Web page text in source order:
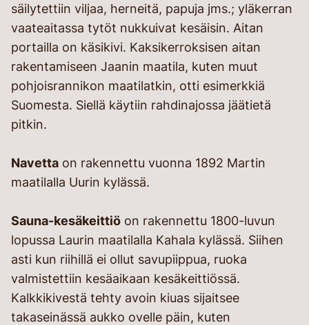
säilytettiin viljaa, herneitä, papuja jms.; yläkerran
vaateaitassa tytöt nukkuivat kesäisin. Aitan
portailla on käsikivi. Kaksikerroksisen aitan
rakentamiseen Jaanin maatila, kuten muut
pohjoisrannikon maatilatkin, otti esimerkkiä
Suomesta. Siellä käytiin rahdinajossa jäätietä
pitkin.
Navetta on rakennettu vuonna 1892 Martin
maatilalla Uurin kylässä.
Sauna-kesäkeittiö on rakennettu 1800-luvun
lopussa Laurin maatilalla Kahala kylässä. Siihen
asti kun riihillä ei ollut savupiippua, ruoka
valmistettiin kesäaikaan kesäkeittiössä.
Kalkkikivestä tehty avoin kiuas sijaitsee
takaseinässä aukko ovelle päin, kuten